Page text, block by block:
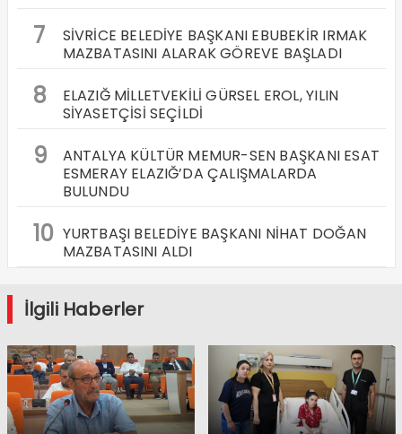
7
SİVRİCE BELEDİYE BAŞKANI EBUBEKİR IRMAK
MAZBATASINI ALARAK GÖREVE BAŞLADI
8
ELAZIĞ MİLLETVEKİLİ GÜRSEL EROL, YILIN
SİYASETÇİSİ SEÇİLDİ
9
ANTALYA KÜLTÜR MEMUR-SEN BAŞKANI ESAT
ESMERAY ELAZIĞ’DA ÇALIŞMALARDA
BULUNDU
10 YURTBAŞI BELEDİYE BAŞKANI NİHAT DOĞAN
MAZBATASINI ALDI
İlgili Haberler